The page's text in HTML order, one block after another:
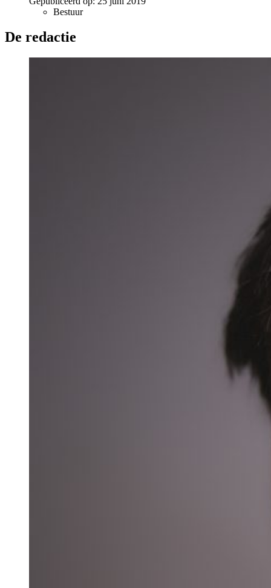
Bestuur
De redactie